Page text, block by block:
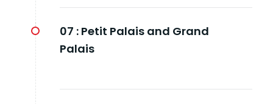
07 : Petit Palais and Grand
Palais